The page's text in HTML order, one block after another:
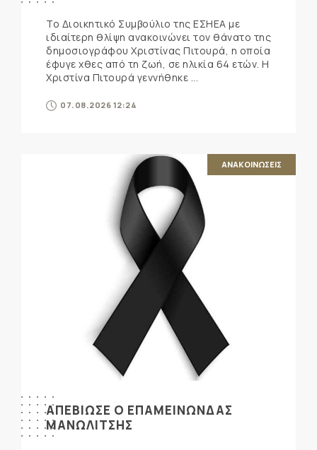
Το Διοικητικό Συμβούλιο της ΕΣΗΕΑ με
ιδιαίτερη θλίψη ανακοινώνει τον θάνατο της
δημοσιογράφου Χριστίνας Πιτουρά, η οποία
έφυγε χθες από τη ζωή, σε ηλικία 64 ετών. Η
Χριστίνα Πιτουρά γεννήθηκε ...
07.08.2026 12:24
ΑΝΑΚΟΙΝΩΣΕΙΣ
ΑΠΕΒΙΩΣΕ Ο ΕΠΑΜΕΙΝΩΝΔΑΣ
ΜΑΝΩΛΙΤΣΗΣ